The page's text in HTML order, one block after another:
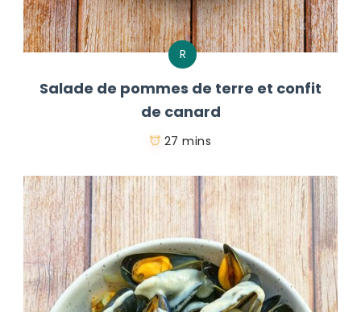
R
Salade de pommes de terre et confit
de canard
27 mins